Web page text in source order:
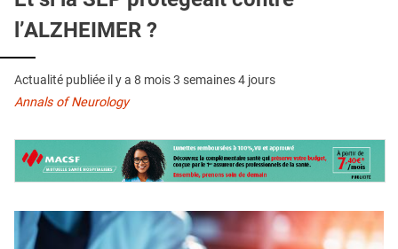
QUI SOMMES-NOUS ?
CONDITIONS GÉNÉRALES
CRÉDITS
l’ALZHEIMER ?
Actualité publiée il y a 8 mois 3 semaines 4 jours
Annals of Neurology